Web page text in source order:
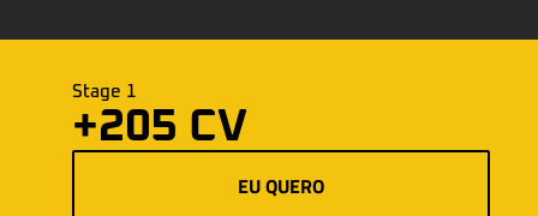
Stage 1
+205 CV
EU QUERO